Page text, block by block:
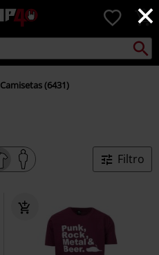
×
EMP
Música,
TV
&
Alternativa
0
Buscar
Camisetas (6431)
Filtro